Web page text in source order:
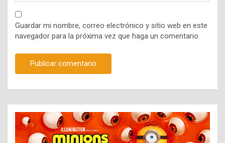
Guardar mi nombre, correo electrónico y sitio web en este
navegador para la próxima vez que haga un comentario.